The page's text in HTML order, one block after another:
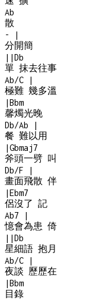
Ab
散
-
|
分開簡
| |Db
單 抹去往事
Ab/C
|
極難 幾多溫
|Bbm
馨燭光晚
Db/Ab
|
餐 難以用
|Gbmaj7
斧頭一劈 叫
Db/F
|
畫面飛散 伴
|Ebm7
侶沒了 記
Ab7
|
憶會為患 倚
| |Db
星細語 抱月
Ab/C
|
夜談 歷歷在
|Bbm
目錄